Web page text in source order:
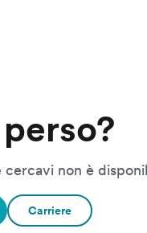
cercavi non è
Carriere